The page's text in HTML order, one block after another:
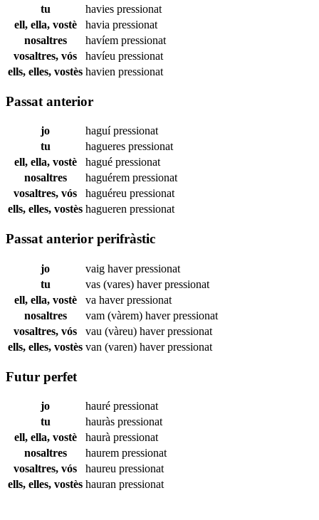
tu
havies pressionat
ell, ella, vostè
havia pressionat
nosaltres
havíem pressionat
vosaltres, vós
havíeu pressionat
ells, elles, vostès havien pressionat
Passat anterior
jo haguípressionat
tu
hagueres pressionat
ell, ella, vostè
hagué pressionat
nosaltres
haguérem pressionat
vosaltres, vós
haguéreu pressionat
ells, elles, vostès hagueren pressionat
Passat anterior perifràstic
jo vaig haverpressionat
tu
vas (vares) haverpressionat
ell, ella, vostè
va haverpressionat
nosaltres
vam (vàrem) haverpressionat
vosaltres, vós
vau (vàreu) haverpressionat
ells, elles, vostès van (varen) haverpressionat
Futur perfet
jo hauré pressionat
tu
hauràs pressionat
ell, ella, vostè
haurà pressionat
nosaltres
haurem pressionat
vosaltres, vós
haureu pressionat
ells, elles, vostès hauran pressionat